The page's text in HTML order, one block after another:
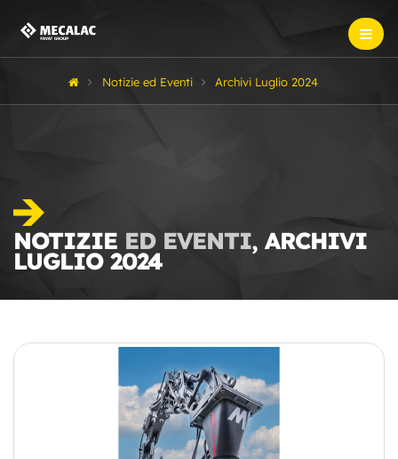
Notizie ed Eventi Archivi Luglio 2024
NOTIZIE ED EVENTI, ARCHIVI
LUGLIO 2024